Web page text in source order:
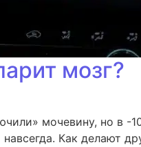
мозг?
мочевину, но в -
Как делают